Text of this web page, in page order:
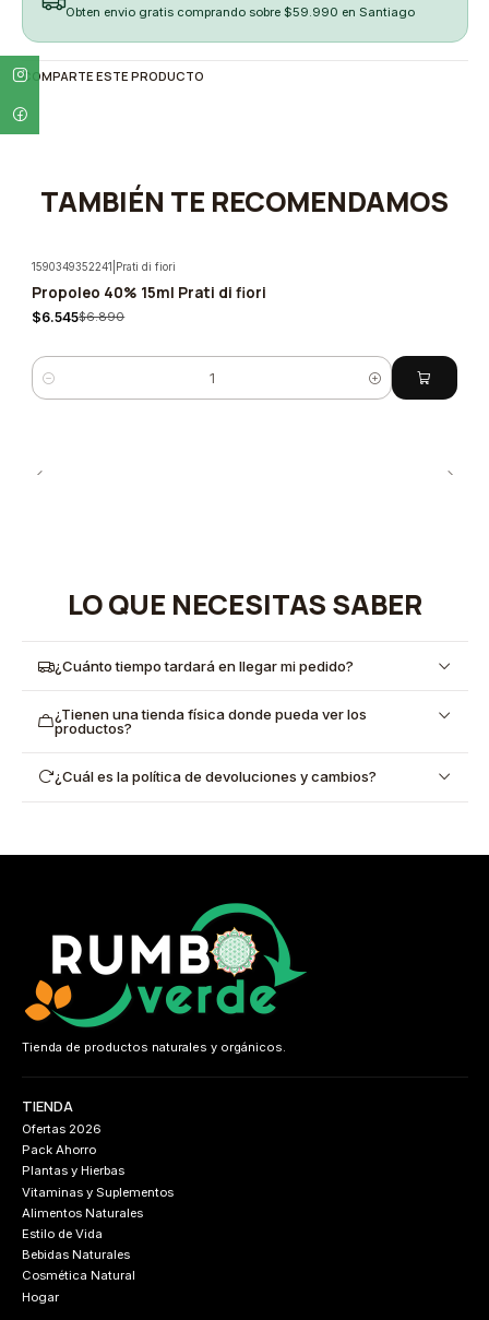
Obten envio gratis comprando sobre $59.990 en Santiago
COMPARTE ESTE PRODUCTO
TAMBIÉN TE RECOMENDAMOS
-5%
1590349352241 Prati di fiori
Propoleo 40% 15ml Prati di fiori
$6.545$6.890
Cantidad
LO QUE NECESITAS SABER
¿Cuánto tiempo tardará en llegar mi pedido?
¿Tienen una tienda física donde pueda ver los
productos?
¿Cuál es la política de devoluciones y cambios?
Tienda de productos naturales y orgánicos.
TIENDA
Ofertas 2026
Pack Ahorro
Plantas y Hierbas
Vitaminas y Suplementos
Alimentos Naturales
Estilo de Vida
Bebidas Naturales
Cosmética Natural
Hogar